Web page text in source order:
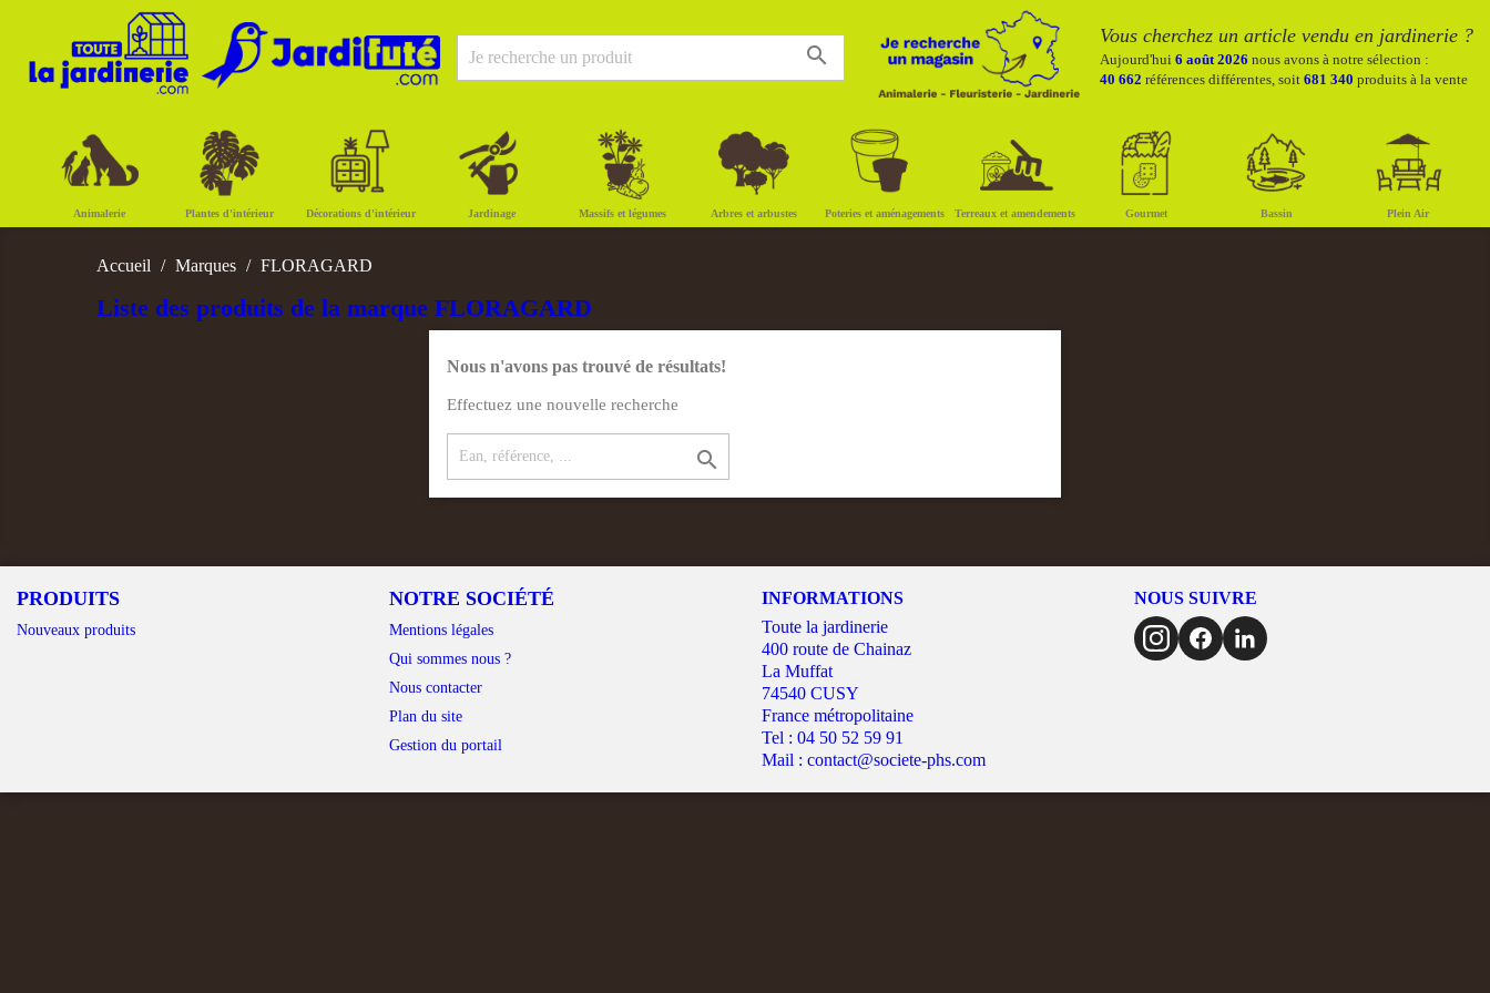
search
Vous cherchez un article vendu en jardinerie ?
Aujourd'hui 6 août 2026 nous avons à notre sélection :
40 662 références différentes, soit 681 340 produits à la vente
Animalerie Plantes d'intérieur Décorations d'intérieur Jardinage Massifs et légumes Arbres et arbustes Poteries et aménagements Terreaux et amendements Gourmet Bassin Plein Air
Accueil Marques FLORAGARD
Liste des produits de la marque FLORAGARD
Nous n'avons pas trouvé de résultats!
Effectuez une nouvelle recherche

PRODUITS
Nouveaux produits
NOTRE SOCIÉTÉ
Mentions légales
Qui sommes nous ?
Nous contacter
Plan du site
Gestion du portail
INFORMATIONS
Toute la jardinerie
400 route de Chainaz
La Muffat
74540 CUSY
France métropolitaine
Tel : 04 50 52 59 91
Mail : contact@societe-phs.com
NOUS SUIVRE